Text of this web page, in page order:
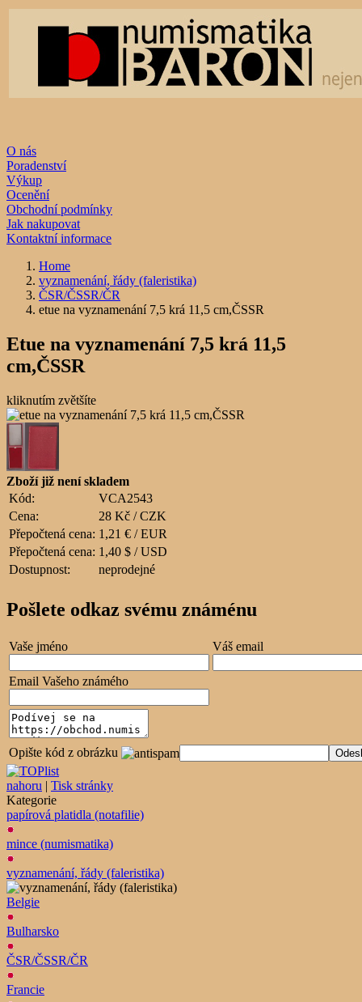
O nás
Poradenství
Výkup
Ocenění
Obchodní podmínky
Jak nakupovat
Kontaktní informace
Home
vyznamenání, řády (faleristika)
ČSR/ČSSR/ČR
etue na vyznamenání 7,5 krá 11,5 cm,ČSSR
Etue na vyznamenání 7,5 krá 11,5
cm,ČSSR
kliknutím zvětšíte
Zboží již není skladem
Kód:
VCA2543
Cena:
28 Kč / CZK
Přepočtená cena: 1,21 € / EUR
Přepočtená cena: 1,40 $ / USD
Dostupnost:
neprodejné
Pošlete odkaz svému známénu
Vaše jméno Váš email
Email Vašeho známého
Opište kód z obrázku
nahoru | Tisk stránky
Kategorie
papírová platidla (notafilie)
mince (numismatika)
vyznamenání, řády (faleristika)
Belgie
Bulharsko
ČSR/ČSSR/ČR
Francie